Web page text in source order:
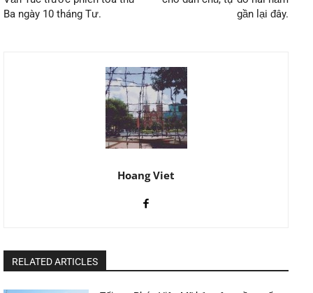
Ba ngày 10 tháng Tư.
gần lại đây.
Hoang Viet
RELATED ARTICLES